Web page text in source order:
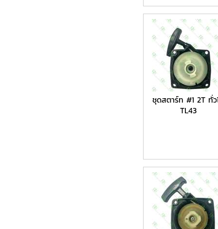
ชุดสตาร์ท #1 2T ทั่ว
TL43